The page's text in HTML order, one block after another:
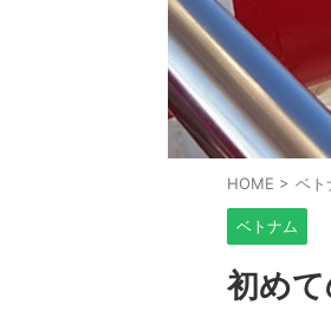
HOME > ベト
ベトナム
初め